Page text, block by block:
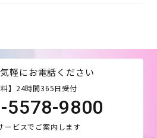
軽にお電話ください
料】24時間365日受付
5578-9800
ービスでご案内します